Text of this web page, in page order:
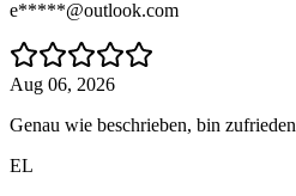
e*****@outlook.com
Aug 06, 2026
Genau wie beschrieben, bin zufrieden
EL